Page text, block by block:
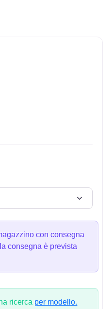
con consegna
consegna è prevista
ricerca per modello.